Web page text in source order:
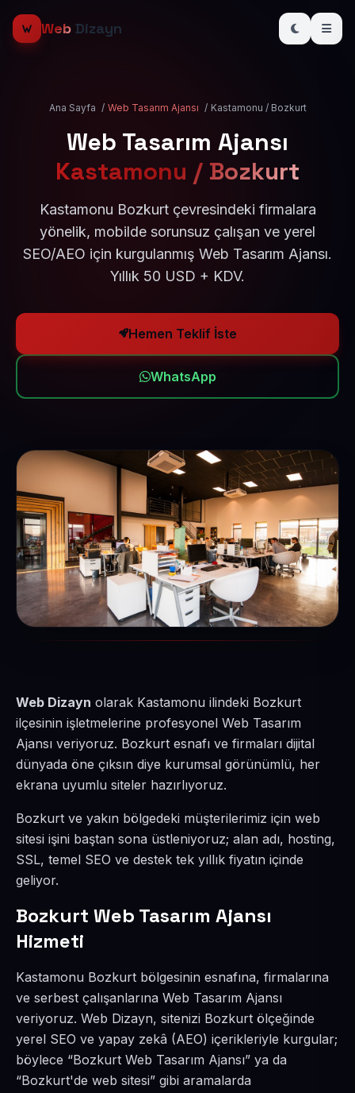
Web Dizayn
Ana Sayfa / Web Tasarım Ajansı / Kastamonu / Bozkurt
Web Tasarım Ajansı
Kastamonu / Bozkurt
Kastamonu Bozkurt çevresindeki firmalara
yönelik, mobilde sorunsuz çalışan ve yerel
SEO/AEO için kurgulanmış Web Tasarım Ajansı.
Yıllık 50 USD + KDV.
Hemen Teklif İste
WhatsApp
Web Dizayn olarak Kastamonu ilindeki Bozkurt
ilçesinin işletmelerine profesyonel Web Tasarım
Ajansı veriyoruz. Bozkurt esnafı ve firmaları dijital
dünyada öne çıksın diye kurumsal görünümlü, her
ekrana uyumlu siteler hazırlıyoruz.
Bozkurt ve yakın bölgedeki müşterilerimiz için web
sitesi işini baştan sona üstleniyoruz; alan adı, hosting,
SSL, temel SEO ve destek tek yıllık fiyatın içinde
geliyor.
Bozkurt Web Tasarım Ajansı
Hizmeti
Kastamonu Bozkurt bölgesinin esnafına, firmalarına
ve serbest çalışanlarına Web Tasarım Ajansı
veriyoruz. Web Dizayn, sitenizi Bozkurt ölçeğinde
yerel SEO ve yapay zekâ (AEO) içerikleriyle kurgular;
böylece “Bozkurt Web Tasarım Ajansı” ya da
“Bozkurt'de web sitesi” gibi aramalarda